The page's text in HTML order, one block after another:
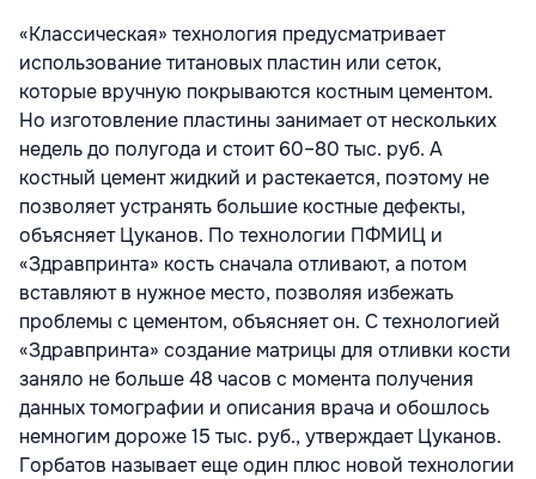
«Классическая» технология предусматривает
использование титановых пластин или сеток,
которые вручную покрываются костным цементом.
Но изготовление пластины занимает от нескольких
недель до полугода и стоит 60–80 тыс. руб. А
костный цемент жидкий и растекается, поэтому не
позволяет устранять большие костные дефекты,
объясняет Цуканов. По технологии ПФМИЦ и
«Здравпринта» кость сначала отливают, а потом
вставляют в нужное место, позволяя избежать
проблемы с цементом, объясняет он. С технологией
«Здравпринта» создание матрицы для отливки кости
заняло не больше 48 часов с момента получения
данных томографии и описания врача и обошлось
немногим дороже 15 тыс. руб., утверждает Цуканов.
Горбатов называет еще один плюс новой технологии